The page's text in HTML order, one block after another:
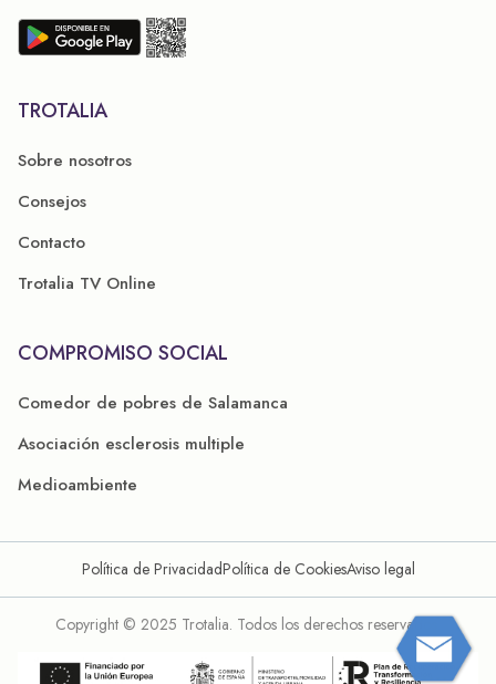
TROTALIA
Sobre nosotros
Consejos
Contacto
Trotalia TV Online
COMPROMISO SOCIAL
Comedor de pobres de Salamanca
Asociación esclerosis multiple
Medioambiente
Política de PrivacidadPolítica de CookiesAviso legal
Copyright © 2025 Trotalia. Todos los derechos reservados.